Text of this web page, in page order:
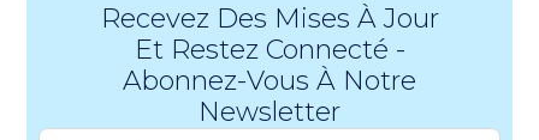
Recevez Des Mises À Jour
Et Restez Connecté -
Abonnez-Vous À Notre
Newsletter